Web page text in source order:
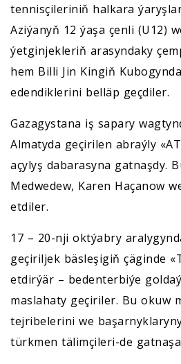
tennisçileriniň halkara
Aziýanyň 12 ýaşa çenli (U12)
ýetginjekleriň arasyndaky
hem Billi Jin Kingiň
edendiklerini belläp geçdiler.
Gazagystana iş sapary
Almatyda geçirilen abraýly
açylyş dabarasyna gatnaşdy.
Medwedew, Karen Haçanow
etdiler.
17 – 20-nji oktýabry
geçiriljek bäsleşigiň çäginde
etdirýär – bedenterbiýe
maslahaty geçiriler. Bu okuw
tejribelerini we
türkmen tälimçileri-de